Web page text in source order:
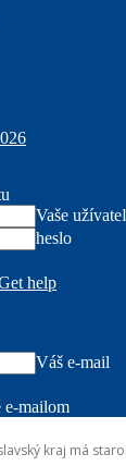
Vaše
heslo
help
Váš e-mail
e-mailom
kraj má